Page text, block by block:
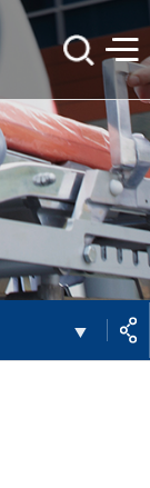
검
전
체
메
뉴
공
유